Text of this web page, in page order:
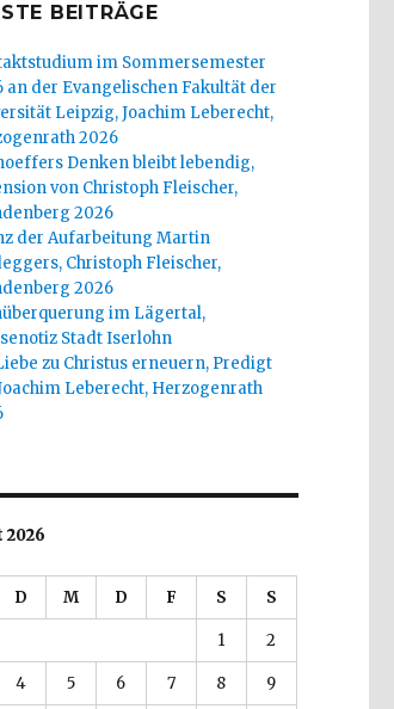
BEITRÄGE
im Sommersemester
an der Evangelischen Fakultät der
Leipzig, Joachim Leberecht,
2026
Denken bleibt lebendig,
von Christoph Fleischer,
2026
der Aufarbeitung Martin
Christoph Fleischer,
2026
im Lägertal,
Stadt Iserlohn
zu Christus erneuern, Predigt
Leberecht, Herzogenrath
2026
D M D F S S
1 2
4 5 6 7 8 9